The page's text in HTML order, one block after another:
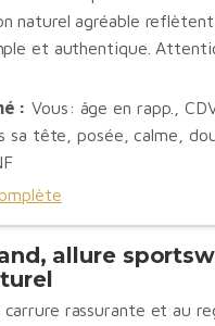
naturel agréable reflètent
et authentique.
: Vous: âge en rapp.,
sa tête, posée, calme,
allure
rassurante et au